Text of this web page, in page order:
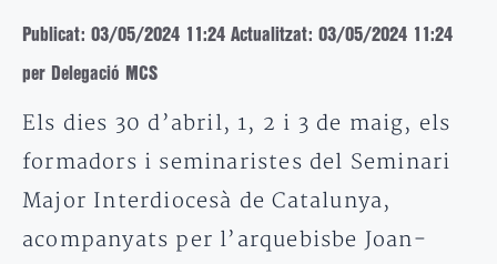
Publicat: 03/05/2024 11:24 Actualitzat: 03/05/2024 11:24
per Delegació MCS
Els dies 30 d’abril, 1, 2 i 3 de maig, els
formadors i seminaristes del Seminari
Major Interdiocesà de Catalunya,
acompanyats per l’arquebisbe Joan-